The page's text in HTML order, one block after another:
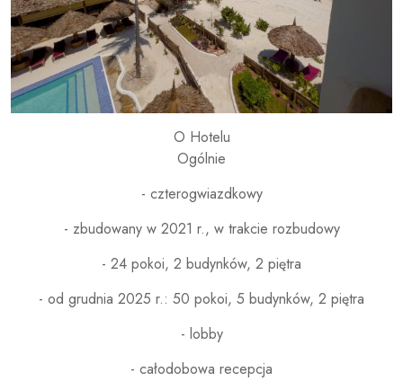
O Hotelu
Ogólnie
- czterogwiazdkowy
- zbudowany w 2021 r., w trakcie rozbudowy
- 24 pokoi, 2 budynków, 2 piętra
- od grudnia 2025 r.: 50 pokoi, 5 budynków, 2 piętra
- lobby
- całodobowa recepcja